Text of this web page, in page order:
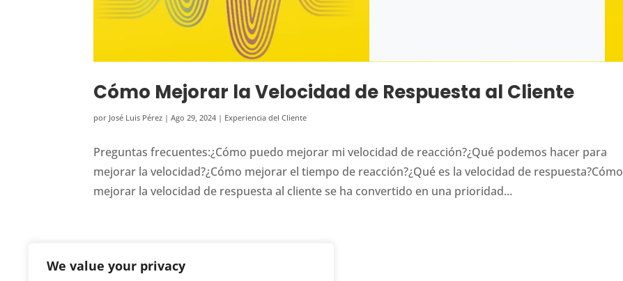
We value your privacy
Cómo Mejorar la Velocidad de Respuesta al Cliente
por José Luis Pérez |Ago 29, 2024 | Experiencia del Cliente
Preguntas frecuentes:¿Cómo puedo mejorar mi velocidad de reacción?¿Qué podemos hacer para
mejorar la velocidad?¿Cómo mejorar el tiempo de reacción?¿Qué es la velocidad de respuesta?Cómo
mejorar la velocidad de respuesta al cliente se ha convertido en una prioridad...